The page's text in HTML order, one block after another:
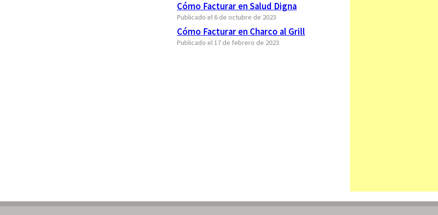
Cómo Facturar en Salud Digna
Publicado el 6 de octubre de 2023
Cómo Facturar en Charco al Grill
Publicado el 17 de febrero de 2023